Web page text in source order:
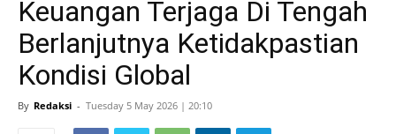
Keuangan Terjaga Di Tengah
Berlanjutnya Ketidakpastian
Kondisi Global
By Redaksi - Tuesday 5 May 2026 | 20:10